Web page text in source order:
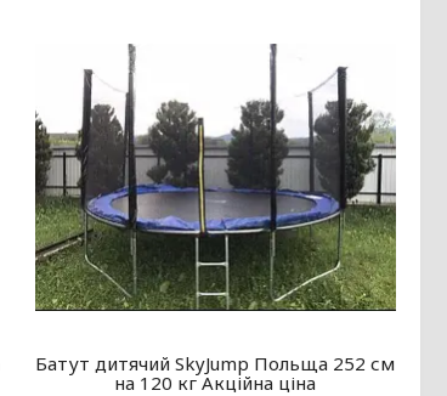
Батут дитячий SkyJump Польща 252 см
на 120 кг Акційна ціна